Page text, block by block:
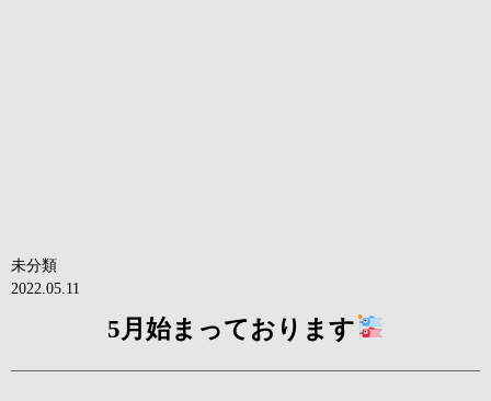
未分類
2022.05.11
5月始まっております